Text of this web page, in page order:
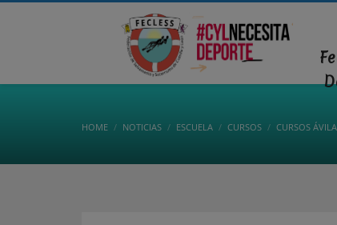
HOME NOTICIAS ESCUELA CURSOS CURSOS ÁVILA